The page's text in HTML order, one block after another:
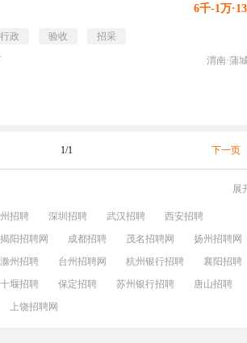
6千-1万
行政 验收 招采
渭南·蒲
1/1 下一页
展
招聘 深圳招聘 武汉招聘
西安招聘
揭阳招聘网 成都招聘 茂名招聘网
扬州招聘网
滁州招聘 台州招聘网 杭州银行招聘
襄阳招聘
十堰招聘 保定招聘 苏州银行招聘
唐山招聘
上饶招聘网